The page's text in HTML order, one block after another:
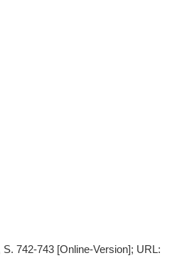
742-743 [Online-Version]; URL: